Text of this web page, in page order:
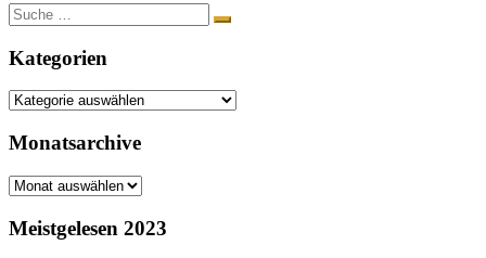
Suche
nach:
Kategorien
Kategorien
Monatsarchive
Monatsarchive
Meistgelesen 2023